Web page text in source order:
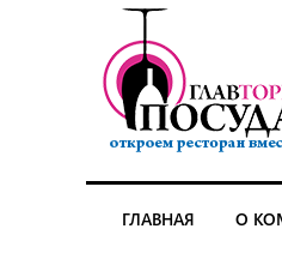
ГЛАВНАЯ О